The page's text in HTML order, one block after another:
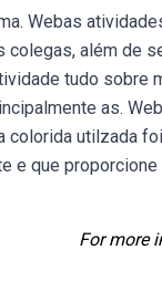
Webas
além de
tudo sobre
as.
colorida utilzada
e que
For more